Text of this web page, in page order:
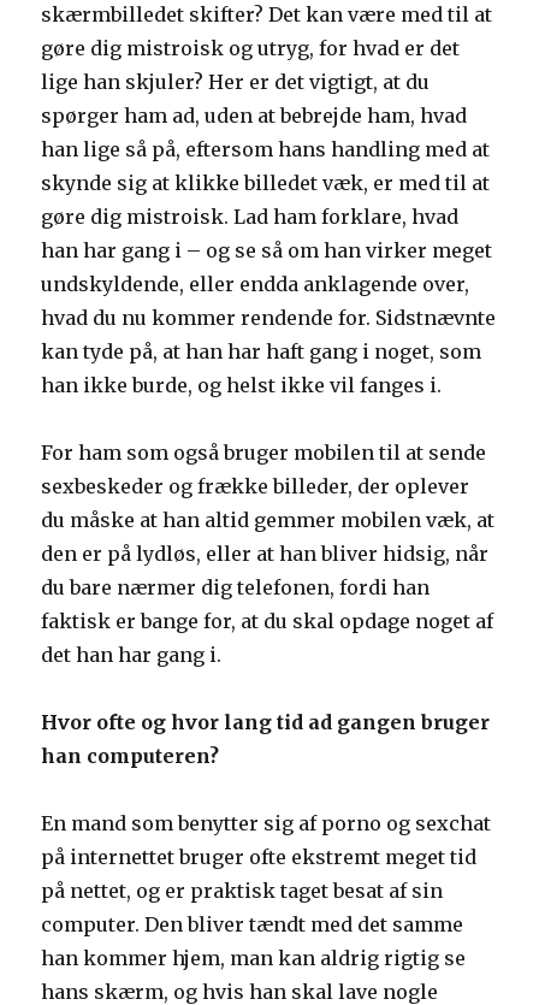
skærmbilledet skifter? Det kan være med til at
gøre dig mistroisk og utryg, for hvad er det
lige han skjuler? Her er det vigtigt, at du
spørger ham ad, uden at bebrejde ham, hvad
han lige så på, eftersom hans handling med at
skynde sig at klikke billedet væk, er med til at
gøre dig mistroisk. Lad ham forklare, hvad
han har gang i – og se så om han virker meget
undskyldende, eller endda anklagende over,
hvad du nu kommer rendende for. Sidstnævnte
kan tyde på, at han har haft gang i noget, som
han ikke burde, og helst ikke vil fanges i.
For ham som også bruger mobilen til at sende
sexbeskeder og frække billeder, der oplever
du måske at han altid gemmer mobilen væk, at
den er på lydløs, eller at han bliver hidsig, når
du bare nærmer dig telefonen, fordi han
faktisk er bange for, at du skal opdage noget af
det han har gang i.
Hvor ofte og hvor lang tid ad gangen bruger
han computeren?
En mand som benytter sig af porno og sexchat
på internettet bruger ofte ekstremt meget tid
på nettet, og er praktisk taget besat af sin
computer. Den bliver tændt med det samme
han kommer hjem, man kan aldrig rigtig se
hans skærm, og hvis han skal lave nogle